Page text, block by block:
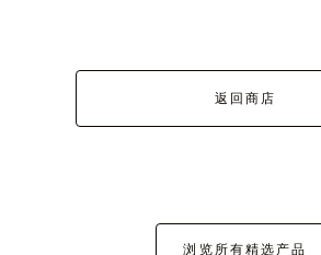
返回商店
浏览所有精选产品